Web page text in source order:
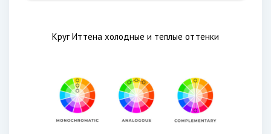
Круг Иттена холодные и теплые оттенки